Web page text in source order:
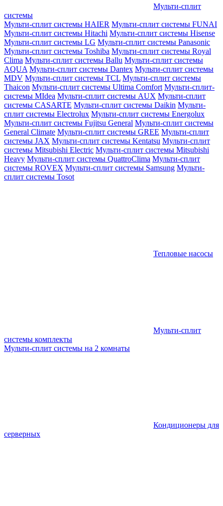
Мульти-сплит
системы
Мульти-сплит системы HAIER Мульти-сплит системы FUNAI
Мульти-сплит системы Hitachi Мульти-сплит системы Hisense
Мульти-сплит системы LG Мульти-сплит системы Panasonic
Мульти-сплит системы Toshiba Мульти-сплит системы Royal
Clima Мульти-сплит системы Ballu Мульти-сплит системы
AQUA Мульти-сплит системы Dantex Мульти-сплит системы
MDV Мульти-сплит системы TCL Мульти-сплит системы
Thaicon Мульти-сплит системы Ultima Comfort Мульти-сплит-
системы MIdea Мульти-сплит системы AUX Мульти-сплит
системы CASARTE Мульти-сплит системы Daikin Мульти-
сплит системы Electrolux Мульти-сплит системы Energolux
Мульти-сплит системы Fujitsu General Мульти-сплит системы
General Climate Мульти-сплит системы GREE Мульти-сплит
системы JAX Мульти-сплит системы Kentatsu Мульти-сплит
системы Mitsubishi Electric Мульти-сплит системы Mitsubishi
Heavy Мульти-сплит системы QuattroClima Мульти-сплит
системы ROVEX Мульти-сплит системы Samsung Мульти-
сплит системы Tosot
Тепловые насосы
Мульти-сплит
системы комплекты
Мульти-сплит системы на 2 комнаты
Кондиционеры для
серверных